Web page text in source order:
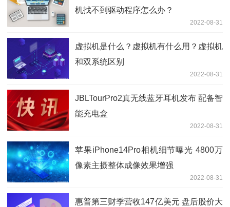
机找不到驱动程序怎么办？
2022-08-31
虚拟机是什么？虚拟机有什么用？虚拟机
和双系统区别
2022-08-31
JBLTourPro2真无线蓝牙耳机发布 配备智
能充电盒
2022-08-31
苹果iPhone14Pro相机细节曝光 4800万
像素主摄整体成像效果增强
2022-08-31
惠普第三财季营收147亿美元 盘后股价大